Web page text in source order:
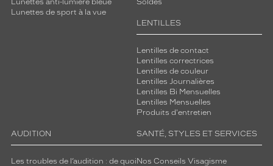
Lunettes anti-lumière bleue
Lunettes de sport à la vue
Soldes
LENTILLES
Lentilles de contact
Lentilles correctrices
Lentilles de couleur
Lentilles Journalières
Lentilles Bi Mensuelles
Lentilles Mensuelles
Produits d'entretien
AUDITION
Les troubles de l’audition : de quoi
SANTÉ, STYLES ET SERVICES
Nos Conseils Visagisme